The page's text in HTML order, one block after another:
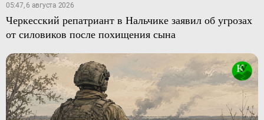
05:47, 6 августа 2026
Черкесский репатриант в Нальчике заявил об угрозах
от силовиков после похищения сына